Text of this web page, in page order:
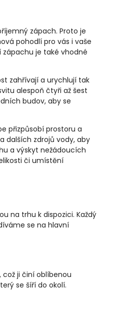
zápach. Proto je
pohodlí pro vás i vaše
je také vhodné
zahřívají a urychlují tak
alespoň čtyři až šest
budov, aby se
přizpůsobí prostoru a
dalších zdrojů vody, aby
a výskyt nežádoucích
či umístění
na trhu k dispozici. Každý
se na hlavní
ji činí oblíbenou
se šíří do okolí.